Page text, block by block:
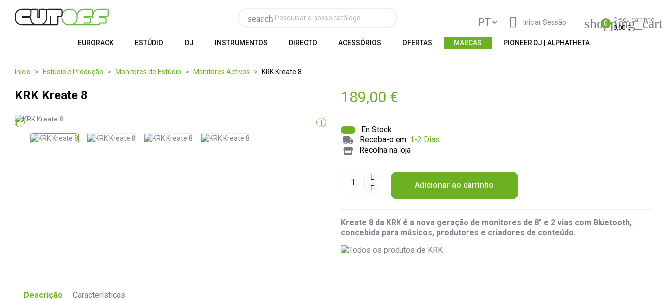
shopping_cart
0
O seu carrinho
0,00 €
 Iniciar Sessão
search
EURORACK ESTÚDIO DJ INSTRUMENTOS DIRECTO ACESSÓRIOS OFERTAS MARCAS PIONEER DJ | ALPHATHETA
Início Estúdio e Produção Monitores de Estúdio Monitores Activos KRK Kreate 8
KRK Kreate 8
 
189,00 €
En Stock
Receba-o em: 1-2 Dias
Recolha na loja
Adicionar ao carrinho
Kreate 8 da KRK é a nova geração de monitores de 8" e 2 vias com Bluetooth,
concebida para músicos, produtores e criadores de conteúdo.
Descrição Características